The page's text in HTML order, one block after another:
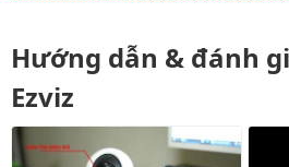
Hướng dẫn & đánh
Ezviz